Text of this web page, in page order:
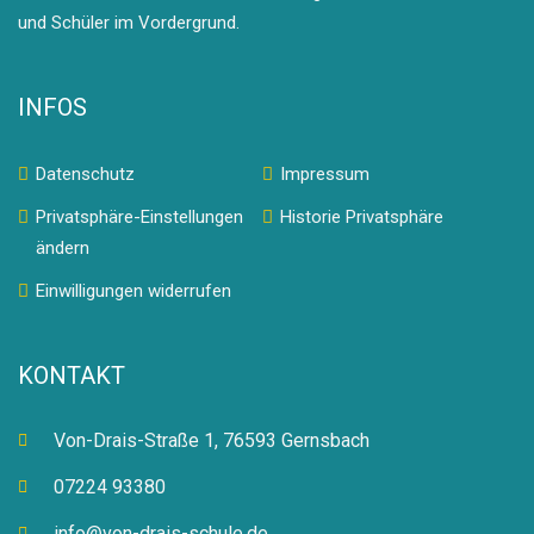
und Schüler im Vordergrund.
INFOS
Datenschutz
Impressum
Privatsphäre-Einstellungen
ändern
Historie Privatsphäre
Einwilligungen widerrufen
KONTAKT
Von-Drais-Straße 1, 76593 Gernsbach
07224 93380